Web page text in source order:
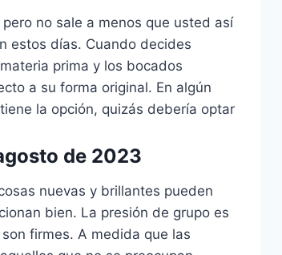
no sale a menos que usted así
estos días. Cuando decides
prima y los bocados
a su forma original. En algún
la opción, quizás debería optar
de 2023
nuevas y brillantes pueden
bien. La presión de grupo es
firmes. A medida que las